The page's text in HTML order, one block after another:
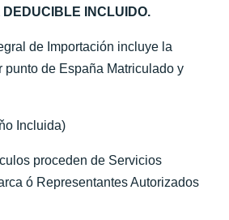
DEDUCIBLE INCLUIDO.
de Importación incluye la
punto de España Matriculado y
Incluida)
proceden de Servicios
ó Representantes Autorizados